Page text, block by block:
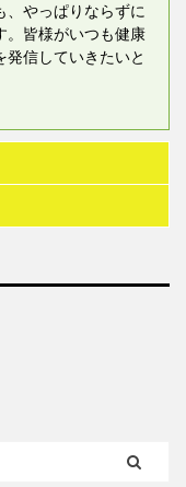
、やっぱりならずに
。皆様がいつも健康
発信していきたいと